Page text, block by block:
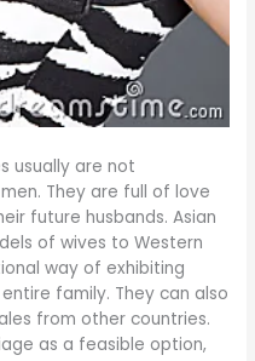
usually are not
They are full of love
future husbands. Asian
of wives to Western
way of exhibiting
family. They can also
from other countries.
as a feasible option,